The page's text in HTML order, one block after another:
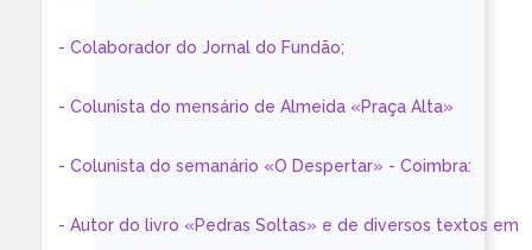
- Colaborador do Jornal do Fundão;
- Colunista do mensário de Almeida «Praça Alta»
- Colunista do semanário «O Despertar» - Coimbra:
- Autor do livro «Pedras Soltas» e de diversos textos em